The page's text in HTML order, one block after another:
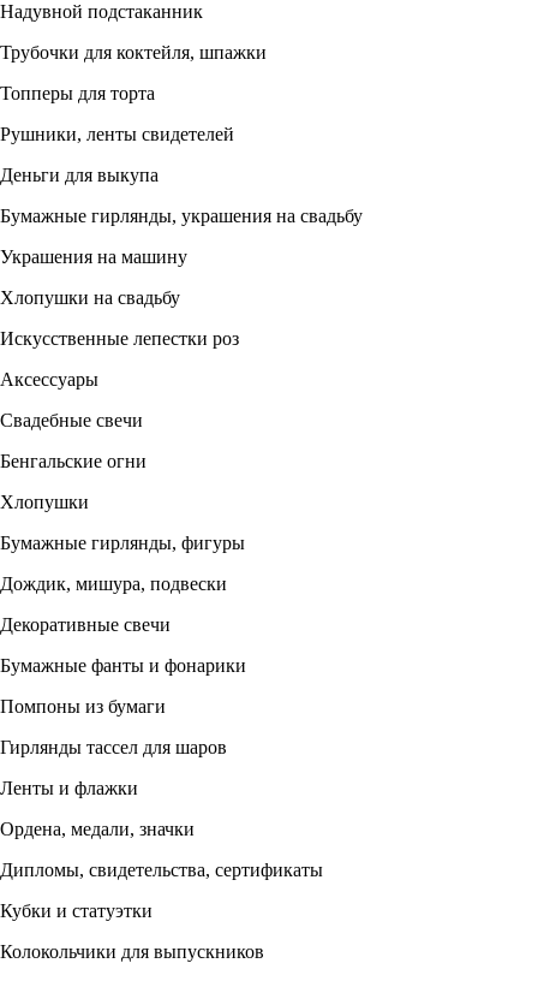
Надувной подстаканник
Трубочки для коктейля, шпажки
Топперы для торта
Рушники, ленты свидетелей
Деньги для выкупа
Бумажные гирлянды, украшения на свадьбу
Украшения на машину
Хлопушки на свадьбу
Искусственные лепестки роз
Аксессуары
Свадебные свечи
Бенгальские огни
Хлопушки
Бумажные гирлянды, фигуры
Дождик, мишура, подвески
Декоративные свечи
Бумажные фанты и фонарики
Помпоны из бумаги
Гирлянды тассел для шаров
Ленты и флажки
Ордена, медали, значки
Дипломы, свидетельства, сертификаты
Кубки и статуэтки
Колокольчики для выпускников